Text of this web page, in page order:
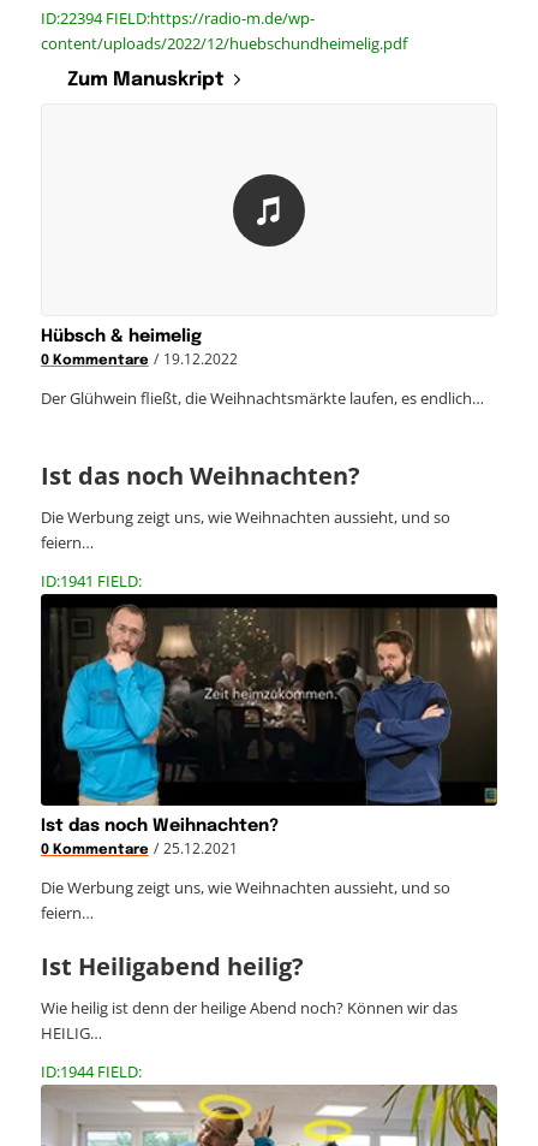
ID:22394 FIELD:https://radio-m.de/wp-
content/uploads/2022/12/huebschundheimelig.pdf
Zum Manuskript
Hübsch & heimelig
0 Kommentare / 19.12.2022
Der Glühwein fließt, die Weihnachtsmärkte laufen, es endlich…
Ist das noch Weihnachten?
Die Werbung zeigt uns, wie Weihnachten aussieht, und so
feiern…
ID:1941 FIELD:
Ist das noch Weihnachten?
0 Kommentare / 25.12.2021
Die Werbung zeigt uns, wie Weihnachten aussieht, und so
feiern…
Ist Heiligabend heilig?
Wie heilig ist denn der heilige Abend noch? Können wir das
HEILIG…
ID:1944 FIELD: